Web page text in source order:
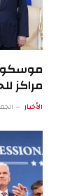
موسكو
مراكز
الأخبار الجمعة 03